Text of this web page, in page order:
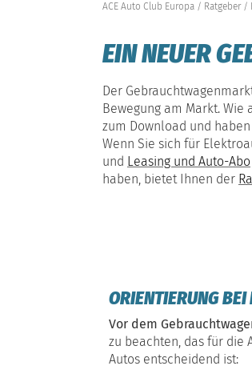
ACE Auto Club Europa Ratgeber
EIN NEUER
Der
Bewegung am Markt.
zum Download und
Wenn Sie sich für
und Leasing und Auto-Abo
haben, bietet Ihnen der
ORIENTIERUNG BEI
Vor dem
zu beachten, das für die
Autos entscheidend ist: